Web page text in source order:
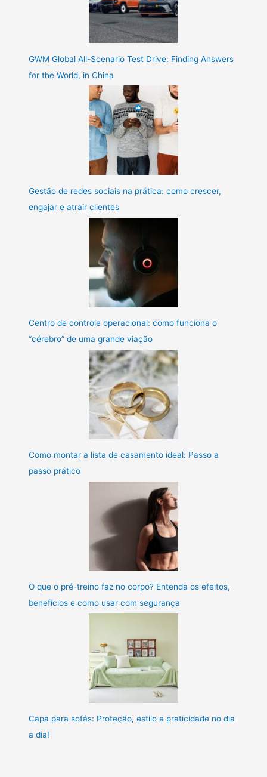
GWM Global All-Scenario Test Drive: Finding Answers
for the World, in China
Gestão de redes sociais na prática: como crescer,
engajar e atrair clientes
Centro de controle operacional: como funciona o
“cérebro” de uma grande viação
Como montar a lista de casamento ideal: Passo a
passo prático
O que o pré-treino faz no corpo? Entenda os efeitos,
benefícios e como usar com segurança
Capa para sofás: Proteção, estilo e praticidade no dia
a dia!